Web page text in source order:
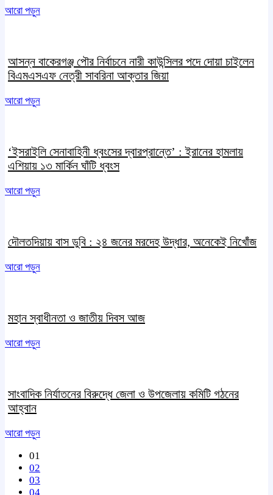
আরো পড়ুন
আসন্ন বাকেরগঞ্জ পৌর নির্বাচনে নারী কাউন্সিলর পদে দোয়া চাইলেন
বিএমএসএফ নেত্রী সাবরিনা আক্তার জিয়া
আরো পড়ুন
‘ইসরাইলি সেনাবাহিনী ধ্বংসের দ্বারপ্রান্তে’ : ইরানের হামলায়
এশিয়ায় ১৩ মার্কিন ঘাঁটি ধ্বংস
আরো পড়ুন
দৌলতদিয়ায় বাস ডুবি : ২৪ জনের মরদেহ উদ্ধার, অনেকেই নিখোঁজ
আরো পড়ুন
মহান স্বাধীনতা ও জাতীয় দিবস আজ
আরো পড়ুন
সাংবাদিক নির্যাতনের বিরুদ্ধে জেলা ও উপজেলায় কমিটি গঠনের
আহ্বান
আরো পড়ুন
01
02
03
04